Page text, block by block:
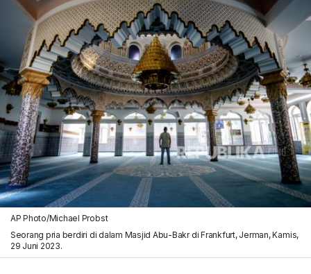
AP Photo/Michael Probst
Seorang pria berdiri di dalam Masjid Abu-Bakr di Frankfurt, Jerman, Kamis,
29 Juni 2023.